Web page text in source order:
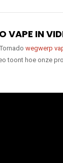
VAPE IN
wegwerp
toont hoe onze